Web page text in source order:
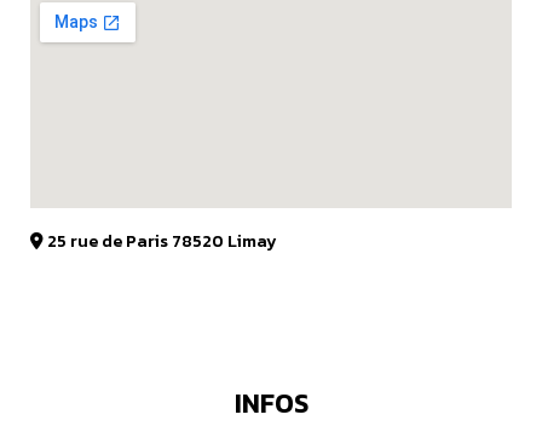
25 rue de Paris 78520 Limay
INFOS